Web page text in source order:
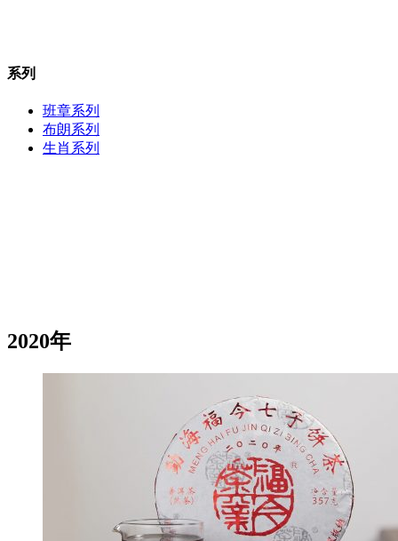
系列
班章系列
布朗系列
生肖系列
2020年